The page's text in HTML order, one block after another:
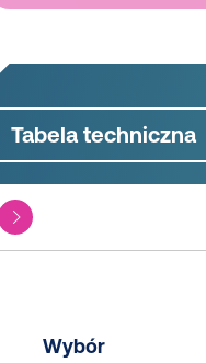
Tabela techniczna
Wybór